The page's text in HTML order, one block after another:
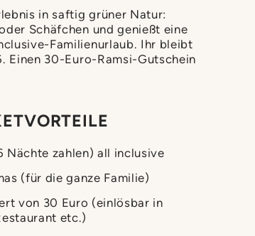
in saftig grüner Natur:
Schäfchen und genießt eine
Familienurlaub. Ihr bleibt
Einen 30-Euro-Ramsi-Gutschein
Nächte zahlen) all inclusive
(für die ganze Familie)
von 30 Euro (einlösbar in
etc.)